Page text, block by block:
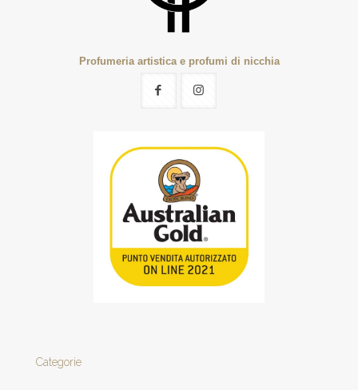
Profumeria artistica e profumi di nicchia
Categorie